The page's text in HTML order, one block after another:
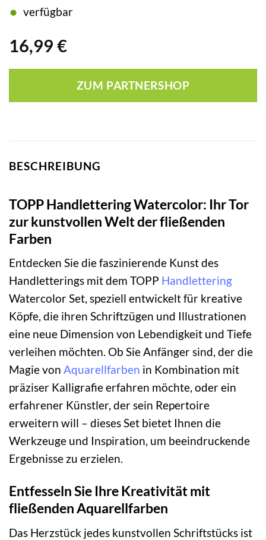
16,99 €
verfügbar
ZUM PARTNERSHOP
BESCHREIBUNG
TOPP Handlettering Watercolor: Ihr Tor
zur kunstvollen Welt der fließenden
Farben
Entdecken Sie die faszinierende Kunst des
Handletterings mit dem TOPP Handlettering
Watercolor Set, speziell entwickelt für kreative
Köpfe, die ihren Schriftzügen und Illustrationen
eine neue Dimension von Lebendigkeit und Tiefe
verleihen möchten. Ob Sie Anfänger sind, der die
Magie von Aquarellfarben in Kombination mit
präziser Kalligrafie erfahren möchte, oder ein
erfahrener Künstler, der sein Repertoire
erweitern will – dieses Set bietet Ihnen die
Werkzeuge und Inspiration, um beeindruckende
Ergebnisse zu erzielen.
Entfesseln Sie Ihre Kreativität mit
fließenden Aquarellfarben
Das Herzstück jedes kunstvollen Schriftstücks ist